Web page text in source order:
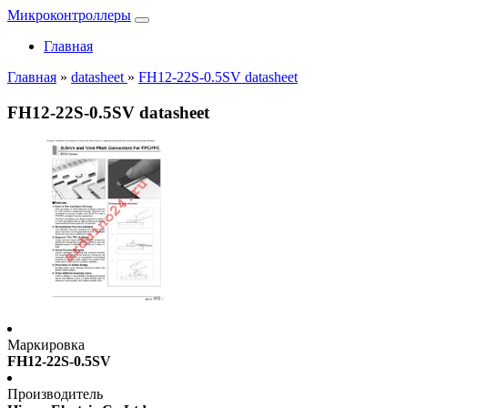
Микроконтроллеры
Главная
Главная » datasheet » FH12-22S-0.5SV datasheet
FH12-22S-0.5SV datasheet
Маркировка
FH12-22S-0.5SV
Производитель